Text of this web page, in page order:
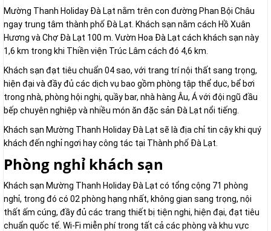
Mường Thanh Holiday Đà Lạt nằm trên con đường Phan Bội Châu
ngay trung tâm thành phố Đà Lạt. Khách sạn nằm cách Hồ Xuân
Hương và Chợ Đà Lạt 100 m. Vườn Hoa Đà Lạt cách khách sạn này
1,6 km trong khi Thiền viện Trúc Lâm cách đó 4,6 km.
Khách sạn đạt tiêu chuẩn 04 sao, với trang trí nội thất sang trọng,
hiện đại và đầy đủ các dịch vụ bao gồm phòng tập thể dục, bể bơi
trong nhà, phòng hội nghị, quầy bar, nhà hàng Âu, Á với đội ngũ đầu
bếp chuyên nghiệp và nhiều món ăn đặc sản Đà Lạt nổi tiếng.
Khách sạn Mường Thanh Holiday Đà Lạt sẽ là địa chỉ tin cậy khi quý
khách đến nghỉ ngơi hay công tác tại Thành phố Đà Lạt.
Phòng nghỉ khách sạn
Khách sạn Mường Thanh Holiday Đà Lạt có tổng cộng 71 phòng
nghỉ, trong đó có 02 phòng hạng nhất, không gian sang trọng, nội
thất ấm cúng, đầy đủ các trang thiết bị tiện nghi, hiện đại, đạt tiêu
chuẩn quốc tế. Wi-Fi miễn phí trong tất cả các phòng và khu vực